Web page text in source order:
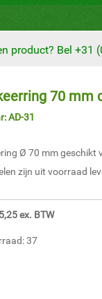
product? Bel +31
70 mm
AD-31
Ø 70 mm geschikt
zijn uit voorraad
ex. BTW
37